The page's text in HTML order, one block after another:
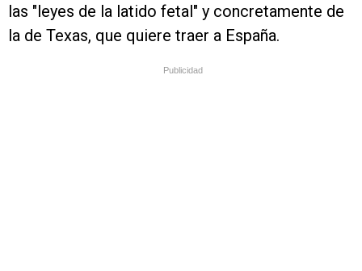
las "leyes de la latido fetal" y concretamente de
la de Texas, que quiere traer a España.
Publicidad